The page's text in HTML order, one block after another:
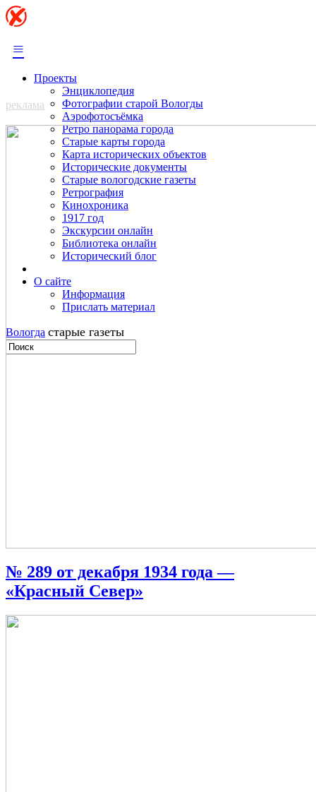
≡
Проекты
Энциклопедия
Фотографии старой Вологды
Аэрофотосъёмка
Ретро панорама города
Старые карты города
Карта исторических объектов
Исторические документы
Старые вологодские газеты
Ретрография
Кинохроника
1917 год
Экскурсии онлайн
Библиотека онлайн
Исторический блог
О сайте
Информация
Прислать материал
Вологда старые газеты
реклама
№ 289 от декабря 1934 года —
«Красный Север»